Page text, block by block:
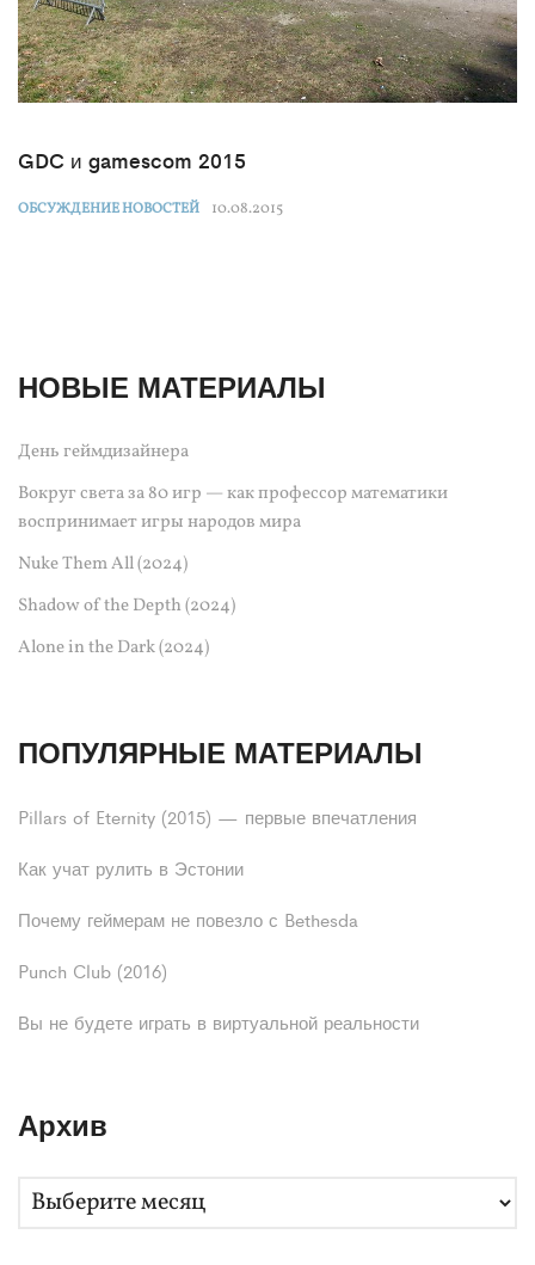
GDC и gamescom 2015
ОБСУЖДЕНИЕ НОВОСТЕЙ 10.08.2015
НОВЫЕ МАТЕРИАЛЫ
День геймдизайнера
Вокруг света за 80 игр — как профессор математики
воспринимает игры народов мира
Nuke Them All (2024)
Shadow of the Depth (2024)
Alone in the Dark (2024)
ПОПУЛЯРНЫЕ МАТЕРИАЛЫ
Pillars of Eternity (2015) — первые впечатления
Как учат рулить в Эстонии
Почему геймерам не повезло с Bethesda
Punch Club (2016)
Вы не будете играть в виртуальной реальности
Архив
А